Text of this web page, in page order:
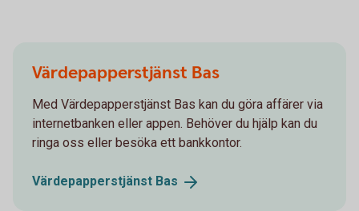
Värdepapperstjänst Bas
Med Värdepapperstjänst Bas kan du göra affärer via
internetbanken eller appen. Behöver du hjälp kan du
ringa oss eller besöka ett bankkontor.
Värdepapperstjänst Bas